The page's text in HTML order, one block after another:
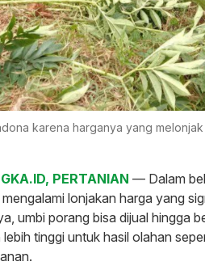
karena harganya yang
PERTANIAN — Dalam
lonjakan harga yang
umbi porang bisa dijual hingga
lebih tinggi untuk hasil olahan